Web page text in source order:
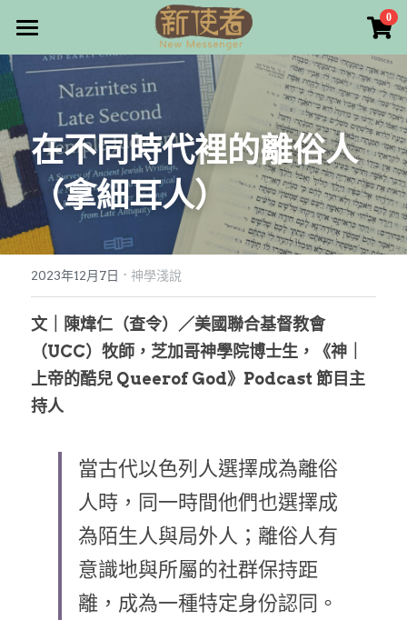
0
最新消息
關於我們
雜誌目錄
雜誌專欄
編者的話
本期主題
大專世界
成長部落格
特稿
解惑之窗
母語葡萄園
畫話人生
寫寫畫畫
漫畫
訂購/奉獻/廣告刊登
好站連結
Facebook
奉獻支持
在不同時代裡的離俗人
（拿細耳人）
2023年12月7日 · 神學淺說
文｜陳煒仁（查令）／美國聯合基督教會
（UCC）牧師，芝加哥神學院博士生，《神｜
上帝的酷兒 Queerof God》Podcast 節目主
持人
當古代以色列人選擇成為離俗
人時，同一時間他們也選擇成
為陌生人與局外人；離俗人有
意識地與所屬的社群保持距
離，成為一種特定身份認同。
×
商品分類
所有商品分類